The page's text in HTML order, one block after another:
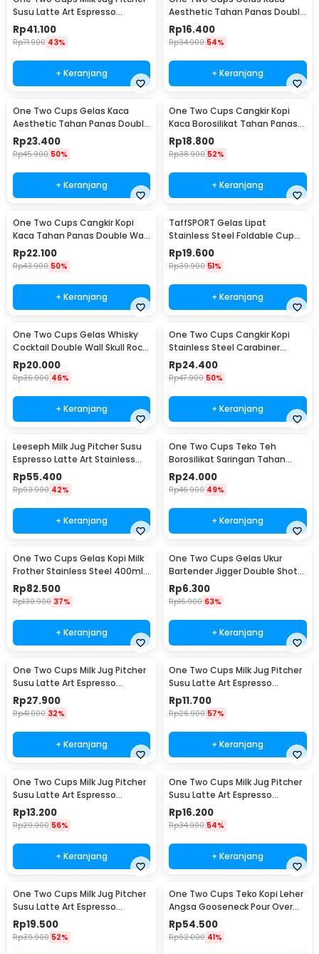
Susu Latte Art Espresso
Stainless Steel 350ml - 10084
Rp41.100
Rp71.900 43%
+ Keranjang
Aesthetic Tahan Panas Double
Wall Glass 250ml - PLY1704
Rp16.400
Rp34.900 54%
+ Keranjang
One Two Cups Gelas Kaca
Aesthetic Tahan Panas Double
Wall Glass 433ml - PLY1704
Rp23.400
Rp45.900 50%
+ Keranjang
One Two Cups Cangkir Kopi
Kaca Borosilikat Tahan Panas
Double Wall Cup 160ml
Rp18.800
Rp38.900 52%
+ Keranjang
One Two Cups Cangkir Kopi
Kaca Tahan Panas Double Wall
Cup 180ml - DOME240
Rp22.100
Rp43.900 50%
+ Keranjang
TaffSPORT Gelas Lipat
Stainless Steel Foldable Cup
Carabiner 240ml - F180
Rp19.600
Rp39.900 51%
+ Keranjang
One Two Cups Gelas Whisky
Cocktail Double Wall Skull Rock
Glass 150ml - SG-02
Rp20.000
Rp36.900 46%
+ Keranjang
One Two Cups Cangkir Kopi
Stainless Steel Carabiner
Camping Cup 220ml - C125
Rp24.400
Rp47.900 50%
+ Keranjang
Leeseph Milk Jug Pitcher Susu
Espresso Latte Art Stainless
Steel 600ml - L-2016
Rp55.400
Rp93.900 42%
+ Keranjang
One Two Cups Teko Teh
Borosilikat Saringan Tahan
Panas Teapot 500ml - TP-757
Rp24.000
Rp46.900 49%
+ Keranjang
One Two Cups Gelas Kopi Milk
Frother Stainless Steel 400ml -
WZ0011
Rp82.500
Rp130.900 37%
+ Keranjang
One Two Cups Gelas Ukur
Bartender Jigger Double Shot
15ml and 30ml - LE2
Rp6.300
Rp16.900 63%
+ Keranjang
One Two Cups Milk Jug Pitcher
Susu Latte Art Espresso
Stainless Steel 200ml - J068
Rp27.900
Rp41.000 32%
+ Keranjang
One Two Cups Milk Jug Pitcher
Susu Latte Art Espresso
Stainless Steel 1oz - S06HG
Rp11.700
Rp26.900 57%
+ Keranjang
One Two Cups Milk Jug Pitcher
Susu Latte Art Espresso
Stainless Steel 1.5oz - S06HG
Rp13.200
Rp29.900 56%
+ Keranjang
One Two Cups Milk Jug Pitcher
Susu Latte Art Espresso
Stainless Steel 3oz - S06HG
Rp16.200
Rp34.900 54%
+ Keranjang
One Two Cups Milk Jug Pitcher
Susu Latte Art Espresso
Stainless Steel 5oz - S06HG
Rp19.500
Rp39.900 52%
One Two Cups Teko Kopi Leher
Angsa Gooseneck Pour Over
Drip Kettle 250ml - AA049
Rp54.500
Rp92.000 41%